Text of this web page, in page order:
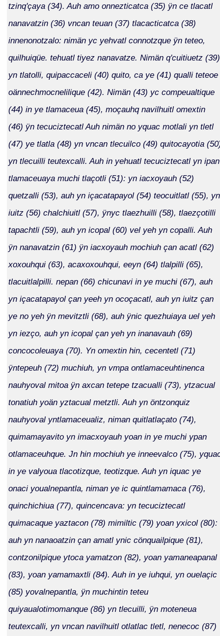
tzinq'çaya (34). Auh amo onnezticatca (35) ÿn ce tlacatl
nanavatzin (36) vncan teuan (37) tlacacticatca (38)
innenonotzalo: nimän yc yehvatl connotzque ÿn teteo,
quilhuiqüe. tehuatl tiyez nanavatze. Nimän q'cuitiuetz (39)
yn tlatolli, quipaccaceli (40) quito, ca ye (41) qualli teteoe
oännechmocnelilique (42). Nimän (43) yc compeualtique
(44) in ye tlamaceua (45), moçauhq navilhuitl omextin
(46) ÿn tecuciztecatl Auh nimän no yquac motlali yn tletl
(47) ye tlatla (48) yn vncan tlecuilco (49) quitocayotia
yn tlecuilli teutexcalli. Auh in yehuatl tecuciztecatl yn ipan
tlamaceuaya muchi tlaçotli (51): yn iacxoyauh (52)
quetzalli (53), auh yn içacatapayol (54) teocuitlatl (55), yn
iuitz (56) chalchiuitl (57), ÿnyc tlaezhuilli (58), tlaezçotilli
tapachtli (59), auh yn icopal (60) vel yeh yn copalli. Auh
ÿn nanavatzin (61) ÿn iacxoyauh mochiuh çan acatl (62)
xoxouhqui (63), acaxoxouhqui, eeyn (64) tlalpilli (65),
tlacuitlalpilli. nepan (66) chicunavi in ye muchi (67), auh
yn içacatapayol çan yeeh yn ocoçacatl, auh yn iuitz çan
ye no yeh ÿn mevitztli (68), auh ÿnic quezhuiaya uel yeh
yn iezço, auh yn icopal çan yeh yn inanavauh (69)
concocoleuaya (70). Yn omextin hin, cecentetl (71)
ÿntepeuh (72) muchiuh, yn vmpa ontlamaceuhtinenca
nauhyoval mitoa ÿn axcan tetepe tzacualli (73), ytzacual
tonatiuh yoän yztacual metztli. Auh yn öntzonquiz
nauhyoval yntlamaceualiz, niman quitlatlaçato (74),
quimamayavito yn imacxoyauh yoan in ye muchi ypan
otlamaceuhque. Jn hin mochiuh ye inneevalco (75),
in ye valyoua tlacotizque, teotizque. Auh yn iquac ye
onaci youalnepantla, niman ye ic quintlamamaca (76),
quinchichiua (77), quincencava: yn tecuciztecatl
quimacaque yaztacon (78) mimiltic (79) yoan yxicol (80):
auh yn nanaoatzin çan amatl ynic cönquailpique (81),
contzonilpique ytoca yamatzon (82), yoan yamaneapanal
(83), yoan yamamaxtli (84). Auh in ye iuhqui, yn ouelaçic
(85) yovalnepantla, ÿn muchintin teteu
quiyaualotimomanque (86) yn tlecuilli, ÿn moteneua
teutexcalli, yn vncan navilhuitl otlatlac tletl, nenecoc (87)